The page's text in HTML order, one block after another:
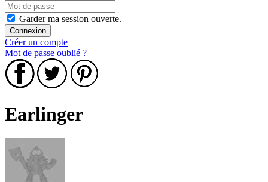
Garder ma session ouverte.
Créer un compte
Mot de passe oublié ?
Earlinger